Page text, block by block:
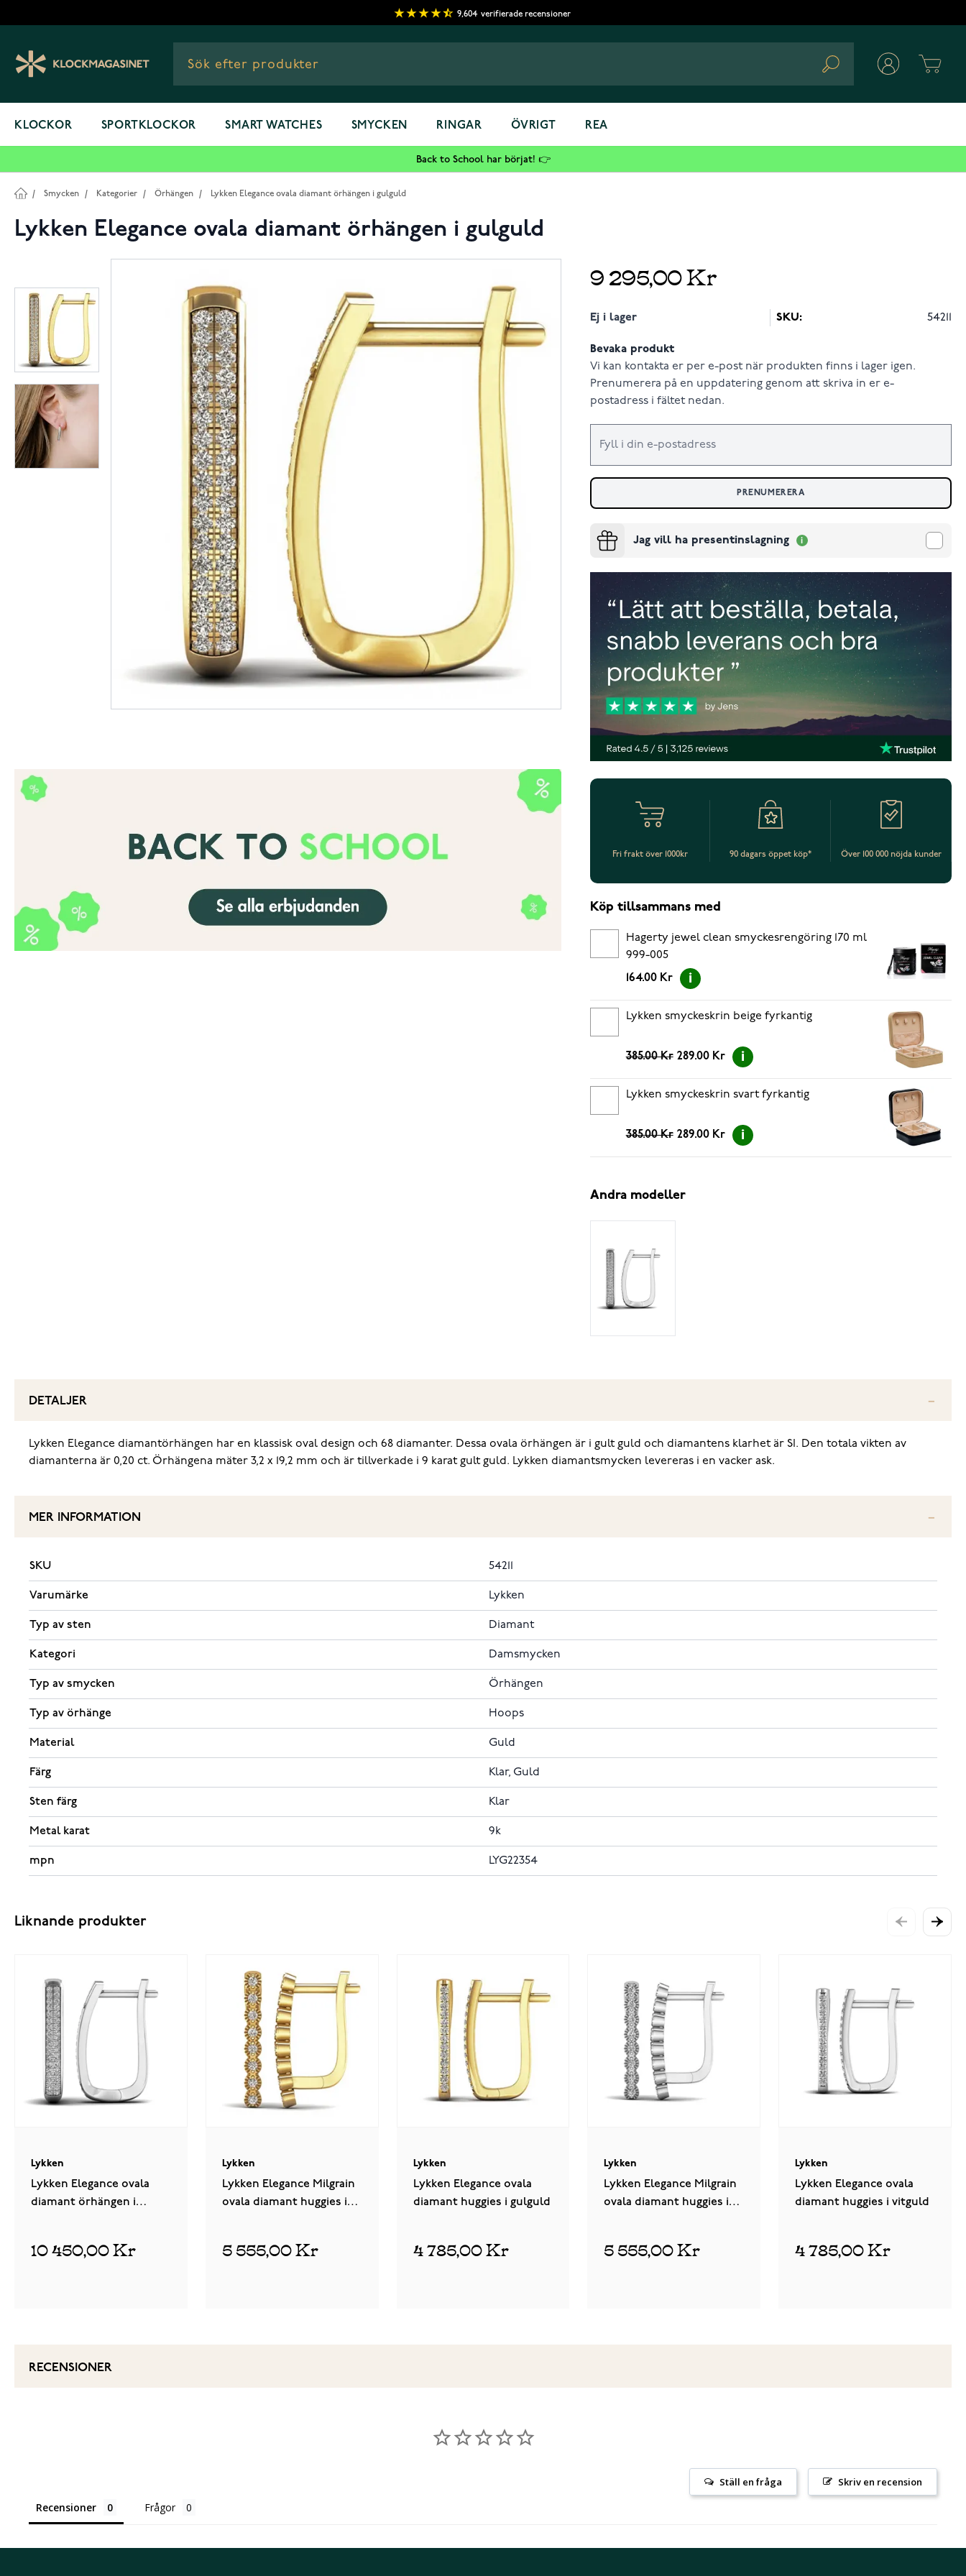
9,604 verifierade recensioner
Search
KLOCKOR SPORTKLOCKOR SMART WATCHES SMYCKEN RINGAR ÖVRIGT REA
Back to School har börjat! 👉
/ Smycken / Kategorier / Örhängen / Lykken Elegance ovala diamant örhängen i gulguld
Lykken Elegance ovala diamant örhängen i gulguld
9 295,00 Kr
Ej i lager SKU: 54211
Bevaka produkt
Vi kan kontakta er per e-post när produkten finns i lager igen.
Prenumerera på en uppdatering genom att skriva in er e-
postadress i fältet nedan.
PRENUMERERA
Jag vill ha presentinslagning
Fri frakt över 1000kr 90 dagars öppet köp* Över 100 000 nöjda kunder
Köp tillsammans med
Hagerty jewel clean smyckesrengöring 170 ml
999-005
164.00 Kr
Lykken smyckeskrin beige fyrkantig
385.00 Kr 289.00 Kr
Lykken smyckeskrin svart fyrkantig
385.00 Kr 289.00 Kr
Andra modeller
DETALJER
Lykken Elegance diamantörhängen har en klassisk oval design och 68 diamanter. Dessa ovala örhängen är i gult guld och diamantens klarhet är SI. Den totala vikten av
diamanterna är 0,20 ct. Örhängena mäter 3,2 x 19,2 mm och är tillverkade i 9 karat gult guld. Lykken diamantsmycken levereras i en vacker ask.
MER INFORMATION
SKU 54211
Varumärke Lykken
Typ av sten Diamant
Kategori Damsmycken
Typ av smycken Örhängen
Typ av örhänge Hoops
Material Guld
Färg Klar, Guld
Sten färg Klar
Metal karat 9k
mpn LYG22354
Liknande produkter
Lykken
Lykken Elegance ovala
diamant örhängen i
10 450,00 Kr
Lykken
Lykken Elegance Milgrain
ovala diamant huggies i
5 555,00 Kr
Lykken
Lykken Elegance ovala
diamant huggies i gulguld
4 785,00 Kr
Lykken
Lykken Elegance Milgrain
ovala diamant huggies i
5 555,00 Kr
Lykken
Lykken Elegance ovala
diamant huggies i vitguld
4 785,00 Kr
RECENSIONER
Skriv en recension
Ställ en fråga
Recensioner Frågor